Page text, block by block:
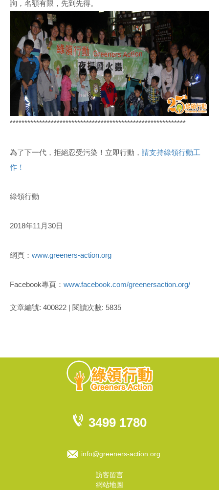
詢，名額有限，先到先得。
************************************************************
為了下一代，拒絕忍受污染！立即行動， 請支持綠領行動工
作！
綠領行動
2018年11月30日
網頁： www.greeners-action.org
Facebook專頁： www.facebook.com/greenersaction.org/
文章編號: 400822 | 閱讀次數: 5835
3499 1780
info@greeners-action.org
訪客留言
網站地圖